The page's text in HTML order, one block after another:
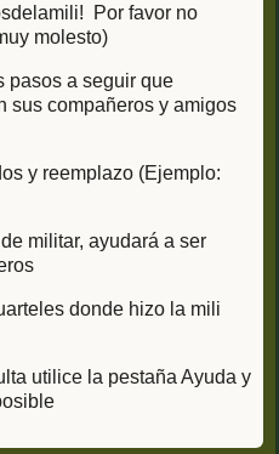
Por favor no
molesto)
pasos a seguir que
sus compañeros y amigos
y reemplazo (Ejemplo:
militar, ayudará a ser
donde hizo la mili
utilice la pestaña Ayuda y